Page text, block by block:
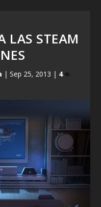
LAS STEAM
| Sep 25, 2013 | 4